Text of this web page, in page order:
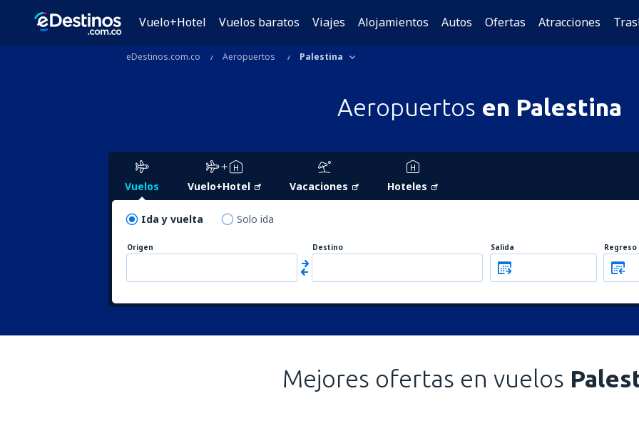
Vuelo+Hotel Vuelos baratos Viajes Alojamientos Autos Ofertas Atracciones
eDestinos.com.co Aeropuertos Palestina
Aeropuertos en Palestina
Vuelos Vuelo+Hotel Vacaciones Hoteles
Ida y vuelta Solo ida
Origen Destino Salida Regreso
Mejores ofertas en vuelos